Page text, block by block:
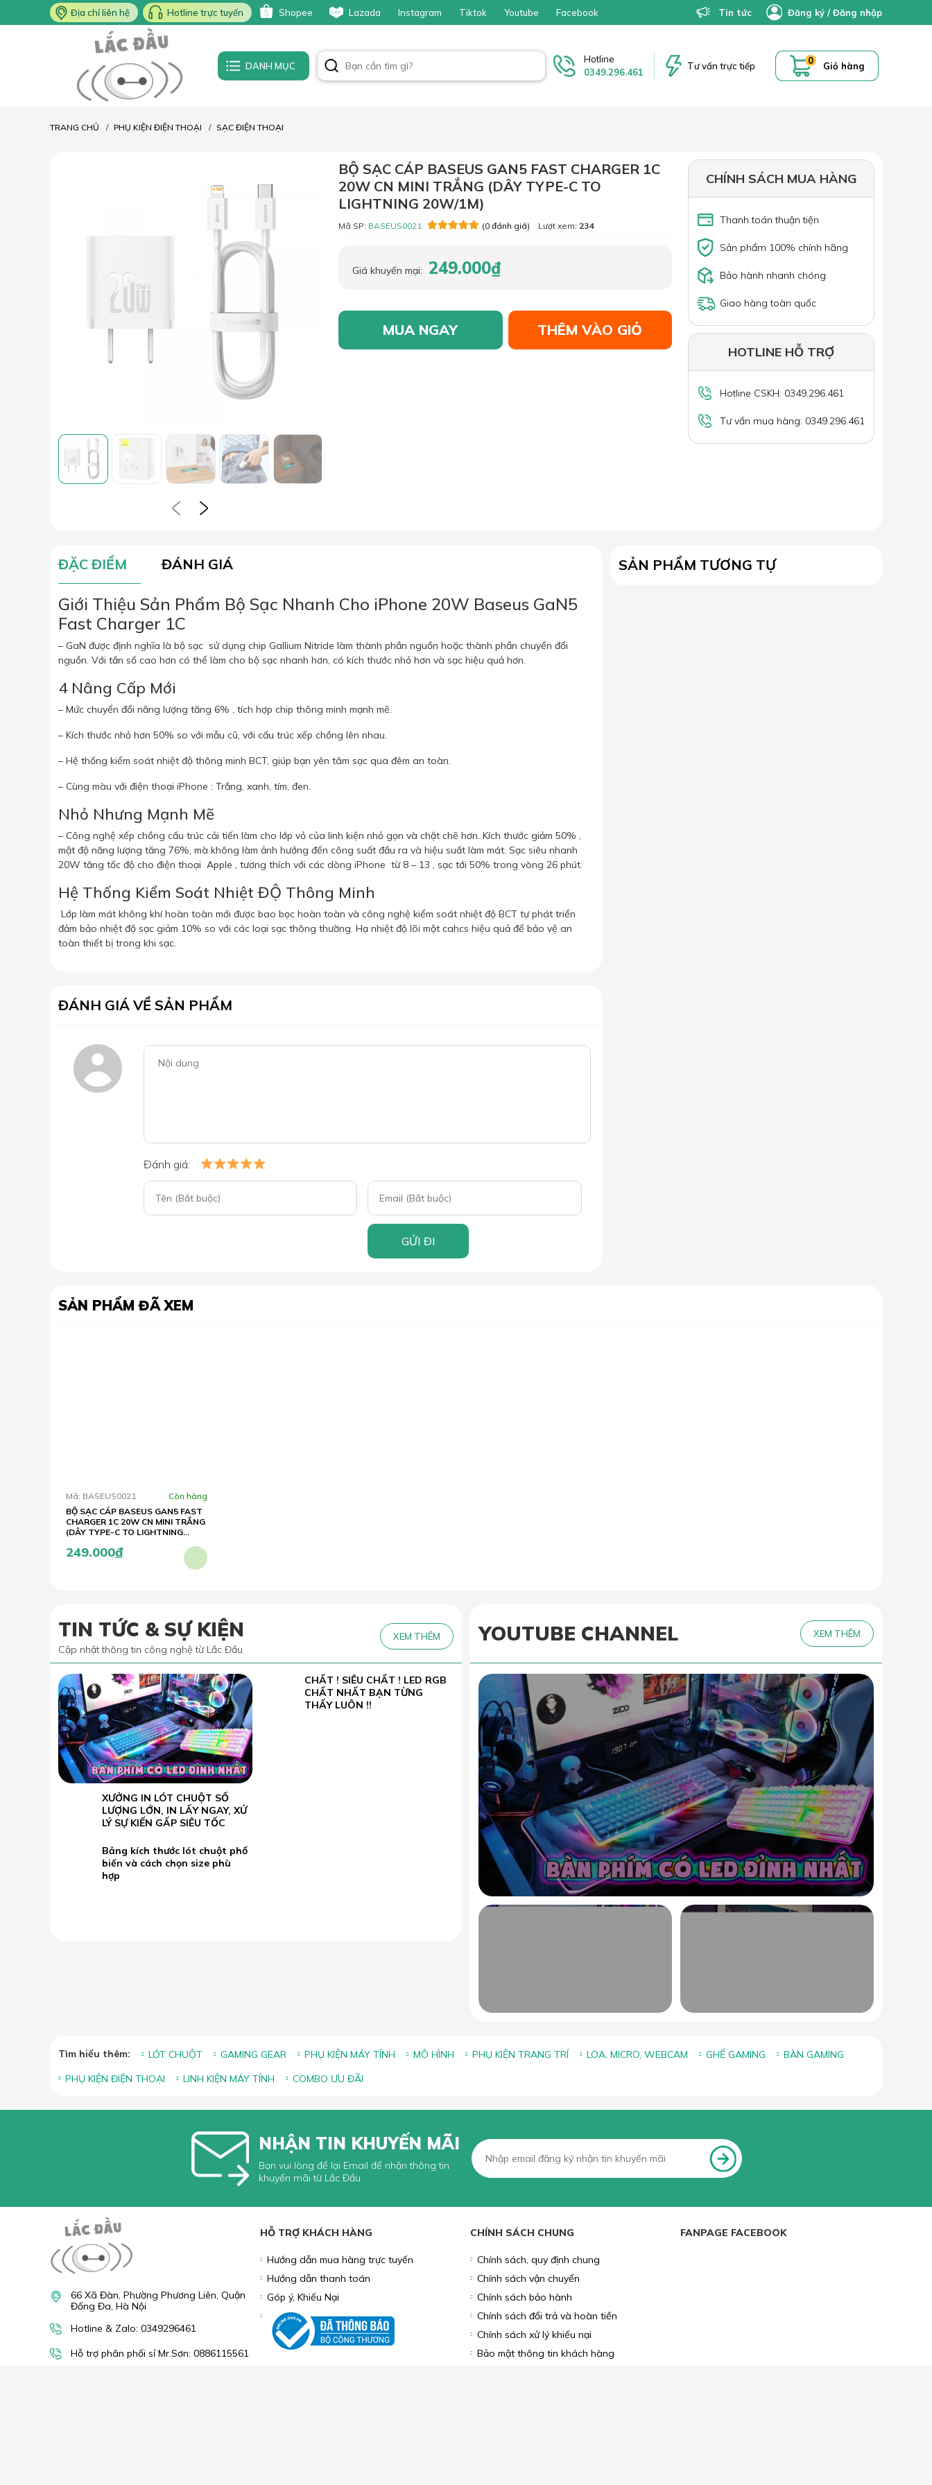
Địa chỉ liên hệ Hotline trực tuyến Shopee Lazada Instagram Tiktok Youtube Facebook Tin tức Đăng ký /Đăng nhập
DANH MỤC
Hotline
0349.296.461
Tư vấn trực tiếp 0 Giỏ hàng
TRANG CHỦ PHỤ KIỆN ĐIỆN THOẠI SẠC ĐIỆN THOẠI
BỘ SẠC CÁP BASEUS GAN5 FAST CHARGER 1C
20W CN MINI TRẮNG (DÂY TYPE-C TO
LIGHTNING 20W/1M)
Mã SP: BASEUS0021 (0 đánh giá) Lượt xem: 234
Giá khuyến mại: 249.000₫
MUA NGAY THÊM VÀO GIỎ
CHÍNH SÁCH MUA HÀNG
Thanh toán thuận tiện
Sản phẩm 100% chính hãng
Bảo hành nhanh chóng
Giao hàng toàn quốc
HOTLINE HỖ TRỢ
Hotline CSKH: 0349.296.461
Tư vấn mua hàng: 0349.296.461
ĐẶC ĐIỂM ĐÁNH GIÁ
Giới Thiệu Sản Phẩm Bộ Sạc Nhanh Cho iPhone 20W Baseus GaN5
Fast Charger 1C
– GaN được định nghĩa là bộ sạc sử dụng chip Gallium Nitride làm thành phần nguồn hoặc thành phần chuyển đổi
nguồn. Với tần số cao hơn có thể làm cho bộ sạc nhanh hơn, có kích thước nhỏ hơn và sạc hiệu quả hơn.
4 Nâng Cấp Mới
– Mức chuyển đổi năng lượng tăng 6% , tích hợp chip thông minh mạnh mẽ.
– Kích thước nhỏ hơn 50% so với mẫu cũ, với cấu trúc xếp chồng lên nhau.
– Hệ thống kiểm soát nhiệt độ thông minh BCT, giúp bạn yên tâm sạc qua đêm an toàn.
– Cùng màu với điện thoại iPhone : Trắng, xanh, tím, đen.
Nhỏ Nhưng Mạnh Mẽ
– Công nghệ xếp chồng cấu trúc cải tiến làm cho lớp vỏ của linh kiện nhỏ gọn và chặt chẽ hơn. Kích thước giảm 50% ,
mật độ năng lượng tăng 76%, mà không làm ảnh hưởng đến công suất đầu ra và hiệu suất làm mát. Sạc siêu nhanh
20W tăng tốc độ cho điện thoại Apple , tương thích với các dòng iPhone từ 8 – 13 , sạc tới 50% trong vòng 26 phút.
Hệ Thống Kiểm Soát Nhiệt ĐỘ Thông Minh
Lớp làm mát không khí hoàn toàn mới được bao bọc hoàn toàn và công nghệ kiểm soát nhiệt độ BCT tự phát triển
đảm bảo nhiệt độ sạc giảm 10% so với các loại sạc thông thường. Hạ nhiệt độ lõi một cahcs hiệu quả để bảo vệ an
toàn thiết bị trong khi sạc.
ĐÁNH GIÁ VỀ SẢN PHẨM
Đánh giá:
GỬI ĐI
SẢN PHẨM TƯƠNG TỰ
SẢN PHẨM ĐÃ XEM
Mã: BASEUS0021
Còn hàng
BỘ SẠC CÁP BASEUS GAN5 FAST
CHARGER 1C 20W CN MINI TRẮNG
(DÂY TYPE-C TO LIGHTNING
249.000đ
TIN TỨC & SỰ KIỆN
Cập nhật thông tin công nghệ từ Lắc Đầu
XEM THÊM
CHẤT ! SIÊU CHẤT ! LED RGB
CHẤT NHẤT BẠN TỪNG
THẤY LUÔN !!
XƯỞNG IN LÓT CHUỘT SỐ
LƯỢNG LỚN, IN LẤY NGAY, XỬ
LÝ SỰ KIẾN GẤP SIÊU TỐC
Bảng kích thước lót chuột phổ
biến và cách chọn size phù
hợp
YOUTUBE CHANNEL XEM THÊM
Tìm hiểu thêm: LÓT CHUỘT GAMING GEAR PHỤ KIỆN MÁY TÍNH MÔ HÌNH PHỤ KIỆN TRANG TRÍ LOA, MICRO, WEBCAM GHẾ GAMING
BÀN GAMING
PHỤ KIỆN ĐIỆN THOẠI
LINH KIỆN MÁY TÍNH COMBO ƯU ĐÃI
NHẬN TIN KHUYẾN MÃI
Bạn vui lòng để lại Email để nhận thông tin
khuyến mãi từ Lắc Đầu
66 Xã Đàn, Phường Phương Liên, Quận
Đống Đa, Hà Nội
Hotline & Zalo: 0349296461
Hỗ trợ phân phối sỉ Mr.Sơn: 0886115561
HỖ TRỢ KHÁCH HÀNG
Hướng dẫn mua hàng trực tuyến
Hướng dẫn thanh toán
Góp ý, Khiếu Nại
CHÍNH SÁCH CHUNG
Chính sách, quy định chung
Chính sách vận chuyển
Chính sách bảo hành
Chính sách đổi trả và hoàn tiền
Chính sách xử lý khiếu nại
Bảo mật thông tin khách hàng
FANPAGE FACEBOOK